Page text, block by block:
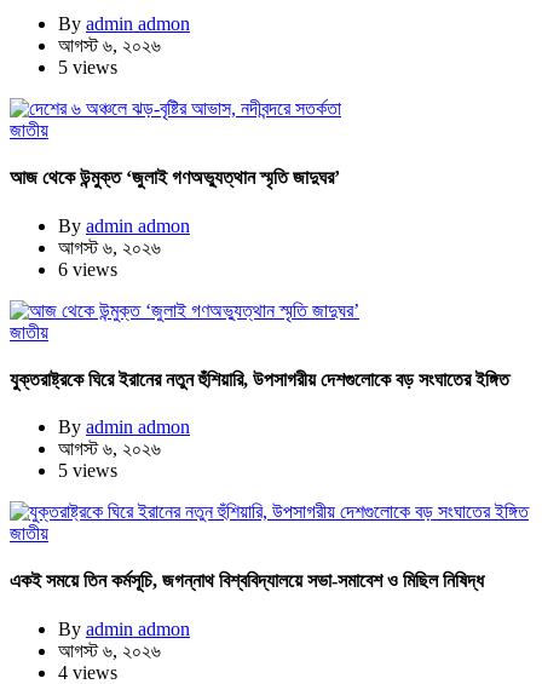
By admin admon
আগস্ট ৬, ২০২৬
5 views
জাতীয়
আজ থেকে উন্মুক্ত ‘জুলাই গণঅভ্যুত্থান স্মৃতি জাদুঘর’
By admin admon
আগস্ট ৬, ২০২৬
6 views
জাতীয়
যুক্তরাষ্ট্রকে ঘিরে ইরানের নতুন হুঁশিয়ারি, উপসাগরীয় দেশগুলোকে বড় সংঘাতের ইঙ্গিত
By admin admon
আগস্ট ৬, ২০২৬
5 views
জাতীয়
একই সময়ে তিন কর্মসূচি, জগন্নাথ বিশ্ববিদ্যালয়ে সভা-সমাবেশ ও মিছিল নিষিদ্ধ
By admin admon
আগস্ট ৬, ২০২৬
4 views